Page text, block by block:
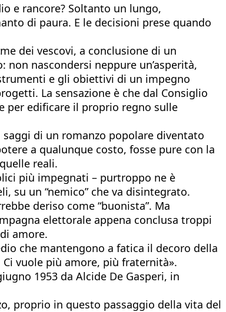
e rancore? Soltanto un lungo,
di paura. E le decisioni prese quando
dei vescovi, a conclusione di un
nascondersi neppure un’asperità,
e gli obiettivi di un impegno
La sensazione è che dal Consiglio
per edificare il proprio regno sulle
di un romanzo popolare diventato
a qualunque costo, fosse pure con la
reali.
più impegnati – purtroppo ne è
su un “nemico” che va disintegrato.
deriso come “buonista”. Ma
elettorale appena conclusa troppi
amore.
che mantengono a fatica il decoro della
vuole più amore, più fraternità».
1953 da Alcide De Gasperi, in
proprio in questo passaggio della vita del